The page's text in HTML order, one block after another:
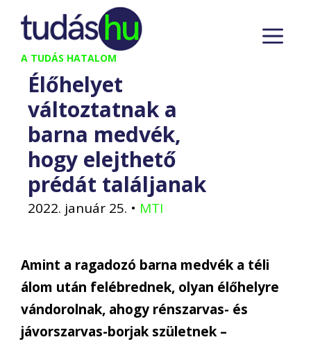
Kilépés
tartalomba
A TUDÁS HATALOM
Élőhelyet
változtatnak a
barna medvék,
hogy elejthető
prédát találjanak
2022. január 25. • MTI
Amint a ragadozó barna medvék a téli
álom után felébrednek, olyan élőhelyre
vándorolnak, ahogy rénszarvas- és
jávorszarvas-borjak születnek –